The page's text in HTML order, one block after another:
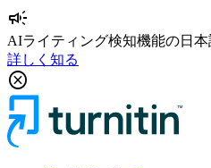
campaign
AIライティング検知機能の日
詳しく知る
cancel